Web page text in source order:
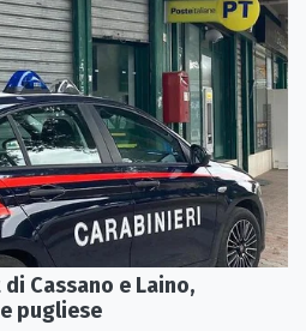
Cassano e Laino,
pugliese